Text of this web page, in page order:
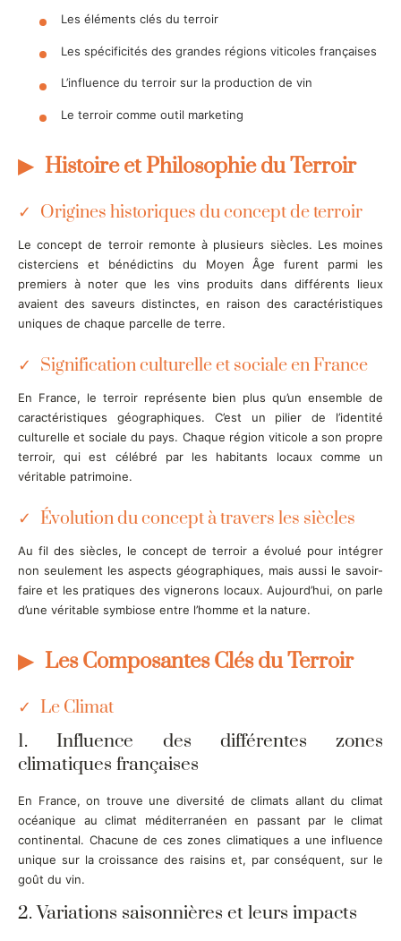
Les éléments clés du terroir
Les spécificités des grandes régions viticoles françaises
L’influence du terroir sur la production de vin
Le terroir comme outil marketing
Histoire et Philosophie du Terroir
Origines historiques du concept de terroir
Le concept de terroir remonte à plusieurs siècles. Les moines
cisterciens et bénédictins du Moyen Âge furent parmi les
premiers à noter que les vins produits dans différents lieux
avaient des saveurs distinctes, en raison des caractéristiques
uniques de chaque parcelle de terre.
Signification culturelle et sociale en France
En France, le terroir représente bien plus qu’un ensemble de
caractéristiques géographiques. C’est un pilier de l’identité
culturelle et sociale du pays. Chaque région viticole a son propre
terroir, qui est célébré par les habitants locaux comme un
véritable patrimoine.
Évolution du concept à travers les siècles
Au fil des siècles, le concept de terroir a évolué pour intégrer
non seulement les aspects géographiques, mais aussi le savoir-
faire et les pratiques des vignerons locaux. Aujourd’hui, on parle
d’une véritable symbiose entre l’homme et la nature.
Les Composantes Clés du Terroir
Le Climat
1. Influence des différentes zones
climatiques françaises
En France, on trouve une diversité de climats allant du climat
océanique au climat méditerranéen en passant par le climat
continental. Chacune de ces zones climatiques a une influence
unique sur la croissance des raisins et, par conséquent, sur le
goût du vin.
2. Variations saisonnières et leurs impacts